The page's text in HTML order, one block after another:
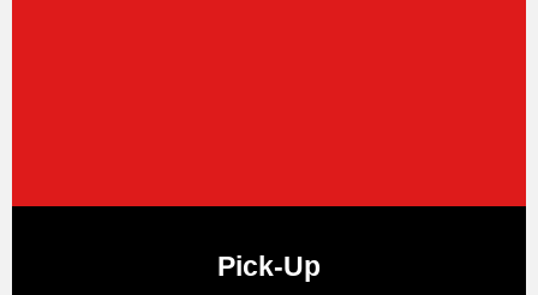
Pick-Up